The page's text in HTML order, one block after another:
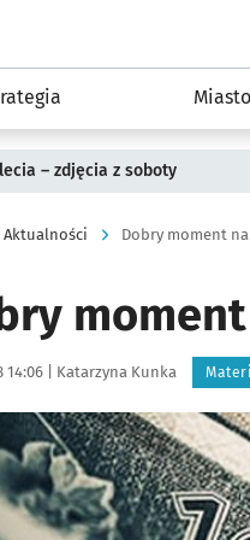
Miasto
– zdjęcia z soboty
Aktualności Dobry moment
14:06 | Autor:
Katarzyna Kunka
powiększyć